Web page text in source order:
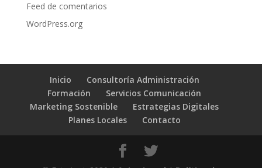
Feed de comentarios
WordPress.org
Inicio
Consultoría Administración
Formación
Servicios Comunicación
Marketing Sostenible
Estrategias Digitales
Planes Locales
Contacto